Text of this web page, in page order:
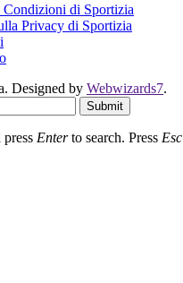
Condizioni di Sportizia
Privacy di Sportizia
Designed by Webwizards7.
Submit
Enterto search. Press Esc